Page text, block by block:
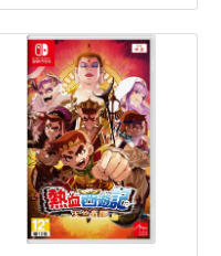
型：冒險 作品分級：普遍
級